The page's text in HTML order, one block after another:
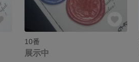
10番
展示中